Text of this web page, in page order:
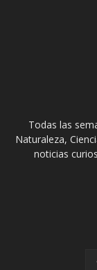
Todas las
Naturaleza,
noticias